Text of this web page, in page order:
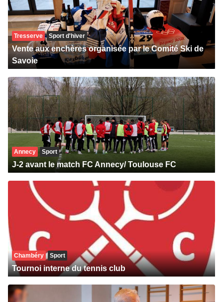
Tresserve Sport d'hiver
Vente aux enchères organisée par le Comité Ski de
Savoie
Annecy Sport
J-2 avant le match FC Annecy/ Toulouse FC
Chambéry Sport
Tournoi interne du tennis club